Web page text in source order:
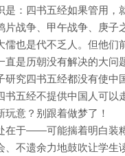
是：四书五经如果管用
片战争、甲午战争、庚
儒也是代不乏人。但他
是历朝没有解决的大问
研究四书五经都没有使
书五经不提供中国人可
意？别跟着做梦了！
在于——可能揣着明白装
、不遗余力地鼓吹让学